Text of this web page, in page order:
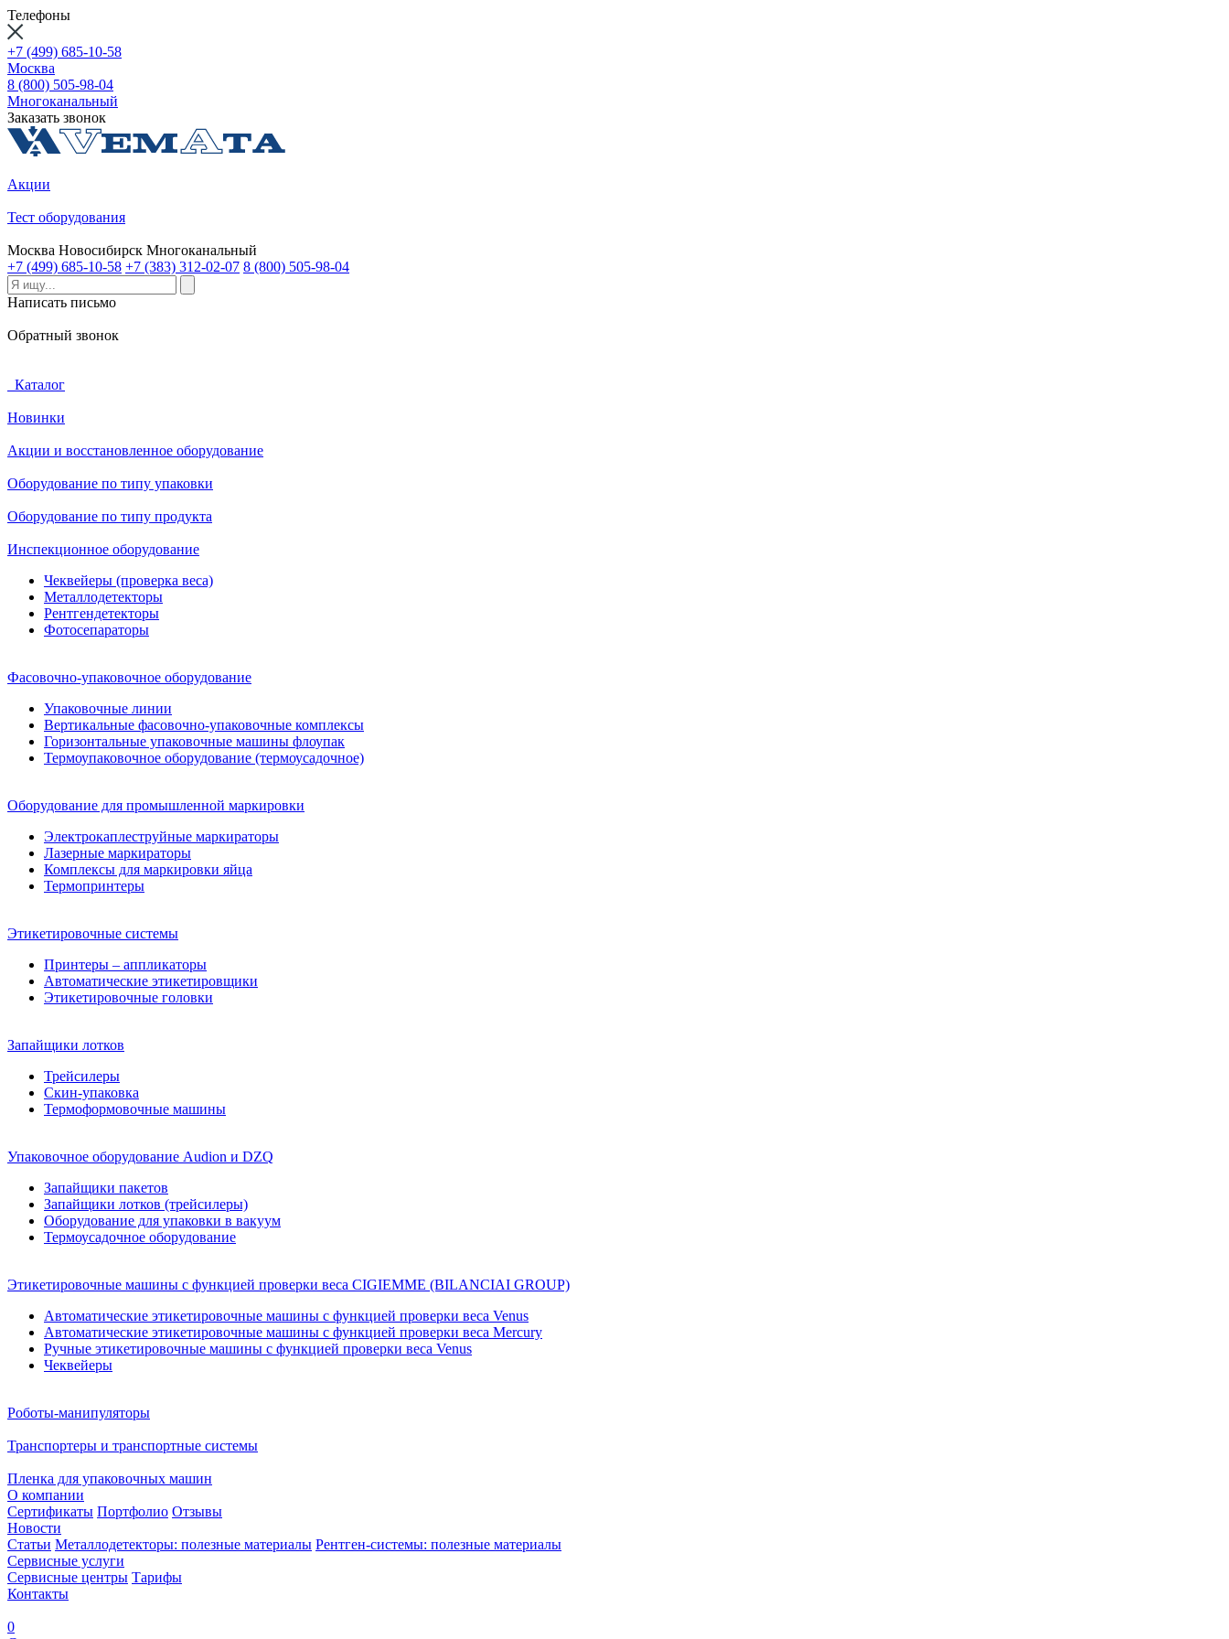
Телефоны
+7 (499) 685-10-58
Москва
8 (800) 505-98-04
Многоканальный
Заказать звонок
Акции
Тест оборудования
Москва Новосибирск Многоканальный
+7 (499) 685-10-58 +7 (383) 312-02-07 8 (800) 505-98-04
Написать письмо
Обратный звонок
Каталог
Новинки
Акции и восстановленное оборудование
Оборудование по типу упаковки
Оборудование по типу продукта
Инспекционное оборудование
Чеквейеры (проверка веса)
Металлодетекторы
Рентгендетекторы
Фотосепараторы
Фасовочно-упаковочное оборудование
Упаковочные линии
Вертикальные фасовочно-упаковочные комплексы
Горизонтальные упаковочные машины флоупак
Термоупаковочное оборудование (термоусадочное)
Оборудование для промышленной маркировки
Электрокаплеструйные маркираторы
Лазерные маркираторы
Комплексы для маркировки яйца
Термопринтеры
Этикетировочные системы
Принтеры – аппликаторы
Автоматические этикетировщики
Этикетировочные головки
Запайщики лотков
Трейсилеры
Скин-упаковка
Термоформовочные машины
Упаковочное оборудование Audion и DZQ
Запайщики пакетов
Запайщики лотков (трейсилеры)
Оборудование для упаковки в вакуум
Термоусадочное оборудование
Этикетировочные машины с функцией проверки веса CIGIEMME (BILANCIAI GROUP)
Автоматические этикетировочные машины с функцией проверки веса Venus
Автоматические этикетировочные машины с функцией проверки веса Mercury
Ручные этикетировочные машины с функцией проверки веса Venus
Чеквейеры
Роботы-манипуляторы
Транспортеры и транспортные системы
Пленка для упаковочных машин
О компании
Сертификаты Портфолио Отзывы
Новости
Статьи Металлодетекторы: полезные материалы Рентген-системы: полезные материалы
Сервисные услуги
Сервисные центры Тарифы
Контакты
0